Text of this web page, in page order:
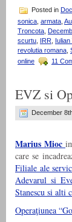
Posted in
sonica, armata,
Troncota,
scurtu, IRR, Iulian
revolutia romana,
online
11
EVZ si
December
Marius Mioc
care se
Filiale ale
Adevarul si
Stanescu si alti
Operaţiunea